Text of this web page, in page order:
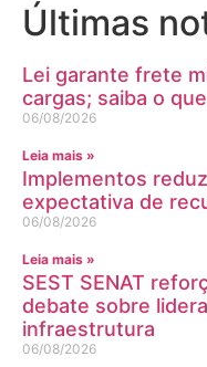
Últimas
Lei garante frete
cargas; saiba o
06/08/2026
Leia mais »
Implementos
expectativa de
06/08/2026
Leia mais »
SEST SENAT
debate sobre
infraestrutura
06/08/2026